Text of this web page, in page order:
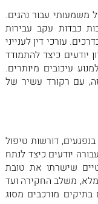
משמעותי עבור נהגים.
כבדות עקב עבירות
עורכי דין לענייני
יודעים כיצד להתמודד
עיכובים מיותרים.
עם רקורד עשיר של
דורשות טיפול
יודעים כיצד לנתח
שישרתו את טובת
מלא, משלב החקירה ועד
מורכבים מסוג